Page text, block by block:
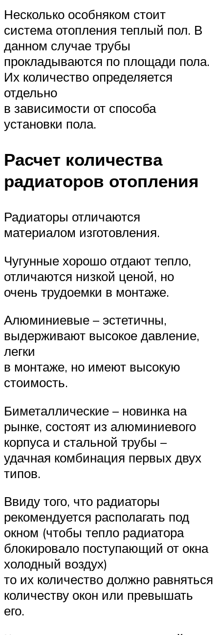
Несколько особняком стоит
система отопления теплый пол. В
данном случае трубы
прокладываются по площади пола.
Их количество определяется
отдельно
в зависимости от способа
установки пола.
Расчет количества
радиаторов отопления
Радиаторы отличаются
материалом изготовления.
Чугунные хорошо отдают тепло,
отличаются низкой ценой, но
очень трудоемки в монтаже.
Алюминиевые – эстетичны,
выдерживают высокое давление,
легки
в монтаже, но имеют высокую
стоимость.
Биметаллические – новинка на
рынке, состоят из алюминиевого
корпуса и стальной трубы –
удачная комбинация первых двух
типов.
Ввиду того, что радиаторы
рекомендуется располагать под
окном (чтобы тепло радиатора
блокировало поступающий от окна
холодный воздух)
то их количество должно равняться
количеству окон или превышать
его.